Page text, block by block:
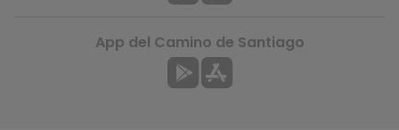
App del Camino de Santiago